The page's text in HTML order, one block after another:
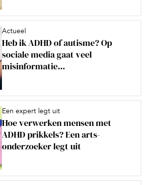
Actueel
Heb ik ADHD of autisme? Op
sociale media gaat veel
misinformatie...
Een expert legt uit
Hoe verwerken mensen met
ADHD prikkels? Een arts-
onderzoeker legt uit